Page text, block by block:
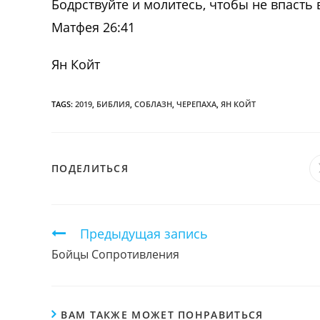
Бодрствуйте и молитесь, чтобы не
Матфея 26:41
Ян Койт
TAGS: 2019, БИБЛИЯ, СОБЛАЗН, ЧЕРЕПАХА, ЯН КОЙТ
ПОДЕЛИТЬСЯ
Продолжить
чтение
Предыдущая запись
Бойцы Сопротивления
ВАМ ТАКЖЕ МОЖЕТ ПОНРАВИТЬСЯ